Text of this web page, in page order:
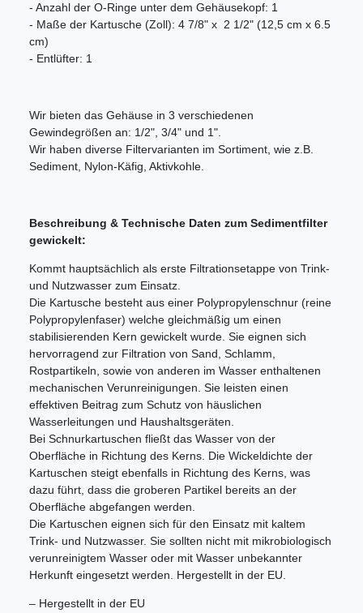
- Anzahl der O-Ringe unter dem Gehäusekopf: 1
- Maße der Kartusche (Zoll): 4 7/8" x 2 1/2" (12,5 cm x 6.5
cm)
- Entlüfter: 1
Wir bieten das Gehäuse in 3 verschiedenen
Gewindegrößen an: 1/2", 3/4" und 1".
Wir haben diverse Filtervarianten im Sortiment, wie z.B.
Sediment, Nylon-Käfig, Aktivkohle.
Beschreibung & Technische Daten zum Sedimentfilter
gewickelt:
Kommt hauptsächlich als erste Filtrationsetappe von Trink-
und Nutzwasser zum Einsatz.
Die Kartusche besteht aus einer Polypropylenschnur (reine
Polypropylenfaser) welche gleichmäßig um einen
stabilisierenden Kern gewickelt wurde. Sie eignen sich
hervorragend zur Filtration von Sand, Schlamm,
Rostpartikeln, sowie von anderen im Wasser enthaltenen
mechanischen Verunreinigungen. Sie leisten einen
effektiven Beitrag zum Schutz von häuslichen
Wasserleitungen und Haushaltsgeräten.
Bei Schnurkartuschen fließt das Wasser von der
Oberfläche in Richtung des Kerns. Die Wickeldichte der
Kartuschen steigt ebenfalls in Richtung des Kerns, was
dazu führt, dass die groberen Partikel bereits an der
Oberfläche abgefangen werden.
Die Kartuschen eignen sich für den Einsatz mit kaltem
Trink- und Nutzwasser. Sie sollten nicht mit mikrobiologisch
verunreinigtem Wasser oder mit Wasser unbekannter
Herkunft eingesetzt werden. Hergestellt in der EU.
– Hergestellt in der EU